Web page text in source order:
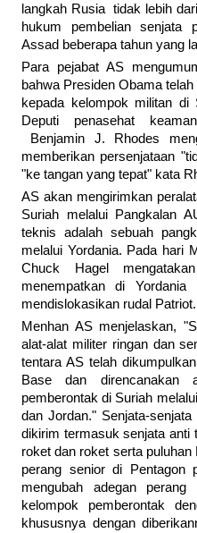
langkah Rusia tidak lebih
hukum pembelian senjata
Assad beberapa tahun yang
Para pejabat AS
bahwa Presiden Obama
kepada kelompok militan di
Deputi penasehat
Benjamin J. Rhodes
memberikan persenjataan
"ke tangan yang tepat" kata
AS akan mengirimkan
Suriah melalui Pangkalan
teknis adalah sebuah
melalui Yordania. Pada hari
Chuck Hagel
menempatkan di
mendislokasikan rudal Patriot.
Menhan AS menjelaskan,
alat-alat militer ringan dan
tentara AS telah
Base dan direncanakan
pemberontak di Suriah
dan Jordan." Senjata-
dikirim termasuk senjata anti
roket dan roket serta
perang senior di Pentagon
mengubah adegan
kelompok pemberontak
khususnya dengan